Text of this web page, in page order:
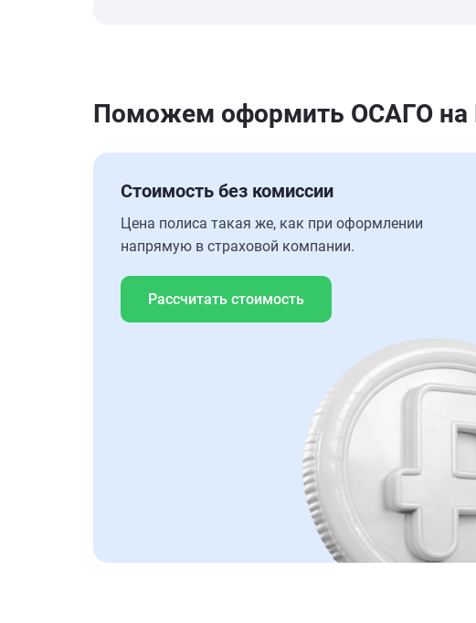
Поможем оформить ОСАГО на
Стоимость без комиссии
Цена полиса такая же, как при оформлении
напрямую в страховой компании.
Рассчитать стоимость